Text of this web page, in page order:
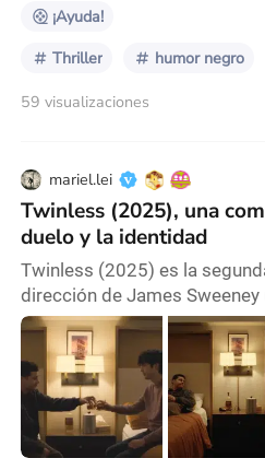
¡Ayuda!
Thriller humor negro
59 visualizaciones
mariel.lei
Twinless (2025), una
duelo y la identidad
Twinless (2025) es la
dirección de James
de 2019), quien decide para
lo absurdo y lo incómodo
duelo muy particular, el de
gemelo. En la construcción
aprovecha para hablar
sociedad actual, de los